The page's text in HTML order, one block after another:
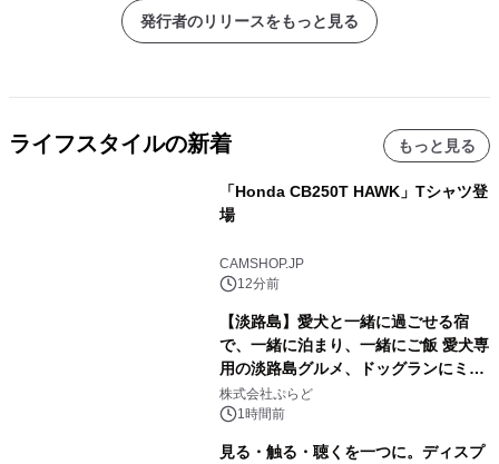
発行者のリリースをもっと見る
ライフスタイルの新着 もっと見る
「Honda CB250T HAWK」Tシャツ登
場
CAMSHOP.JP
12分前
【淡路島】愛犬と一緒に過ごせる宿
で、一緒に泊まり、一緒にご飯 愛犬専
用の淡路島グルメ、ドッグランにミニ
プール グランピングとトレーラーハウ
スの2施設で
株式会社ぷらど
1時間前
見る・触る・聴くを一つに。ディスプ